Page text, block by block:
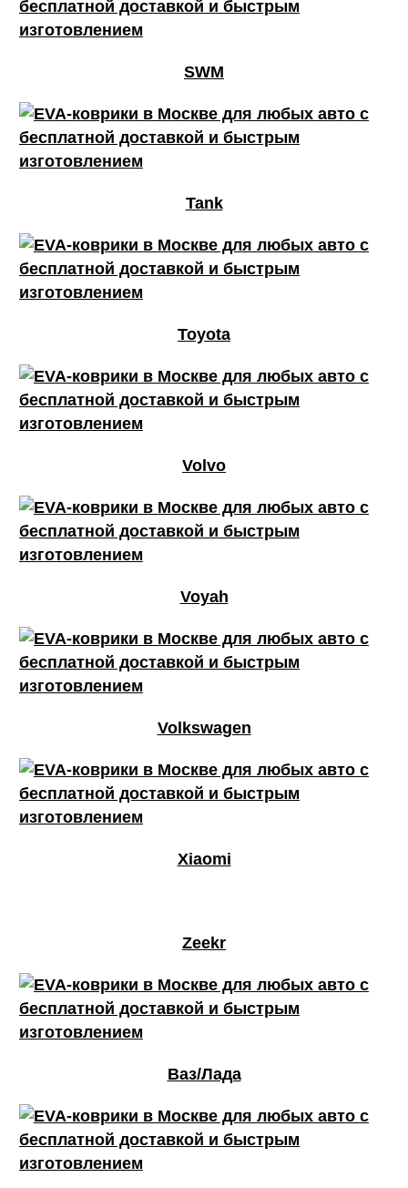
SWM
Tank
Toyota
Volvo
Voyah
Volkswagen
Xiaomi
Zeekr
Ваз/Лада